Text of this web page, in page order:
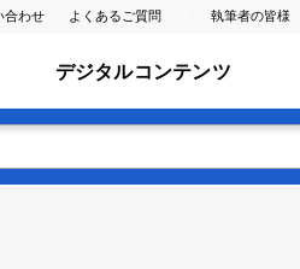
合わせ よくあるご質問 執筆者の皆様
デジタルコンテンツ